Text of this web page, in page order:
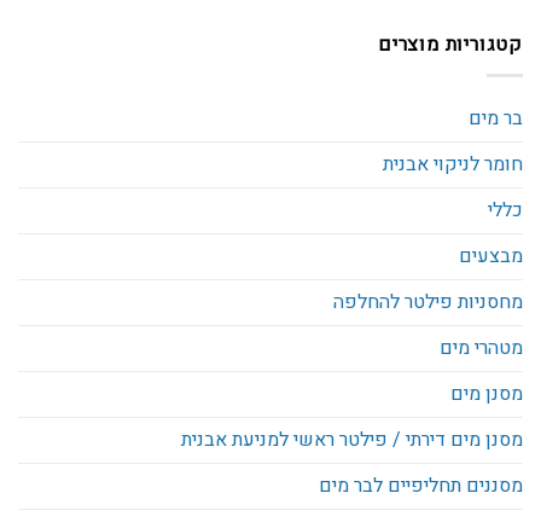
קטגוריות מוצרים
בר מים
חומר לניקוי אבנית
כללי
מבצעים
מחסניות פילטר להחלפה
מטהרי מים
מסנן מים
מסנן מים דירתי / פילטר ראשי למניעת אבנית
מסננים תחליפיים לבר מים